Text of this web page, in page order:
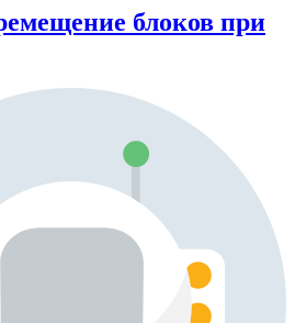
блоков при